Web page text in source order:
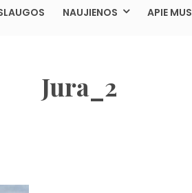
NAUJIENOS APIE MUS
Jura_2